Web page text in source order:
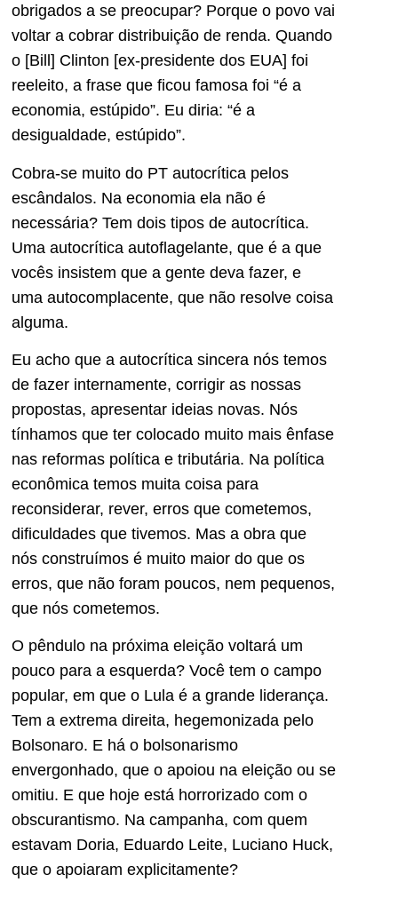
obrigados a se preocupar? Porque o povo vai
voltar a cobrar distribuição de renda. Quando
o [Bill] Clinton [ex-presidente dos EUA] foi
reeleito, a frase que ficou famosa foi “é a
economia, estúpido”. Eu diria: “é a
desigualdade, estúpido”.
Cobra-se muito do PT autocrítica pelos
escândalos. Na economia ela não é
necessária? Tem dois tipos de autocrítica.
Uma autocrítica autoflagelante, que é a que
vocês insistem que a gente deva fazer, e
uma autocomplacente, que não resolve coisa
alguma.
Eu acho que a autocrítica sincera nós temos
de fazer internamente, corrigir as nossas
propostas, apresentar ideias novas. Nós
tínhamos que ter colocado muito mais ênfase
nas reformas política e tributária. Na política
econômica temos muita coisa para
reconsiderar, rever, erros que cometemos,
dificuldades que tivemos. Mas a obra que
nós construímos é muito maior do que os
erros, que não foram poucos, nem pequenos,
que nós cometemos.
O pêndulo na próxima eleição voltará um
pouco para a esquerda? Você tem o campo
popular, em que o Lula é a grande liderança.
Tem a extrema direita, hegemonizada pelo
Bolsonaro. E há o bolsonarismo
envergonhado, que o apoiou na eleição ou se
omitiu. E que hoje está horrorizado com o
obscurantismo. Na campanha, com quem
estavam Doria, Eduardo Leite, Luciano Huck,
que o apoiaram explicitamente?